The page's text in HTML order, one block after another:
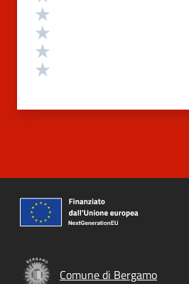
Comune di Bergamo